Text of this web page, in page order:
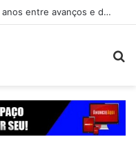
Lei Maria da Penha completa 20 anos entre avanços e desafios